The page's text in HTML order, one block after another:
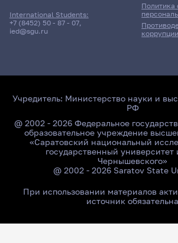
International Students:
+7 (8452) 50 - 87 - 07,
ied@sgu.ru
Политика
коррупции
Учредитель: Министерство науки и
РФ
@ 2002 - 2026 Федеральное
образовательное учреждение
«Саратовский национальный
государственный университет
Чернышевского»
@ 2002 - 2026 Saratov State
При использовании материалов
источник обязательна